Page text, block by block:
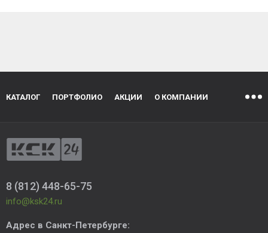
КАТАЛОГ ПОРТФОЛИО АКЦИИ О КОМПАНИИ
8 (812) 448-65-75
info@ksk24.ru
Адрес в Санкт-Петербурге: